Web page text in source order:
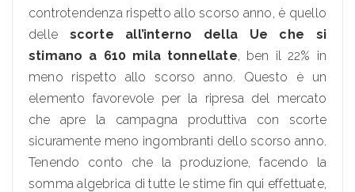
controtendenza rispetto allo scorso anno, è quello
delle scorte all’interno della Ue che si
stimano a 610 mila tonnellate, ben il 22% in
meno rispetto allo scorso anno. Questo è un
elemento favorevole per la ripresa del mercato
che apre la campagna produttiva con scorte
sicuramente meno ingombranti dello scorso anno.
Tenendo conto che la produzione, facendo la
somma algebrica di tutte le stime fin qui effettuate,